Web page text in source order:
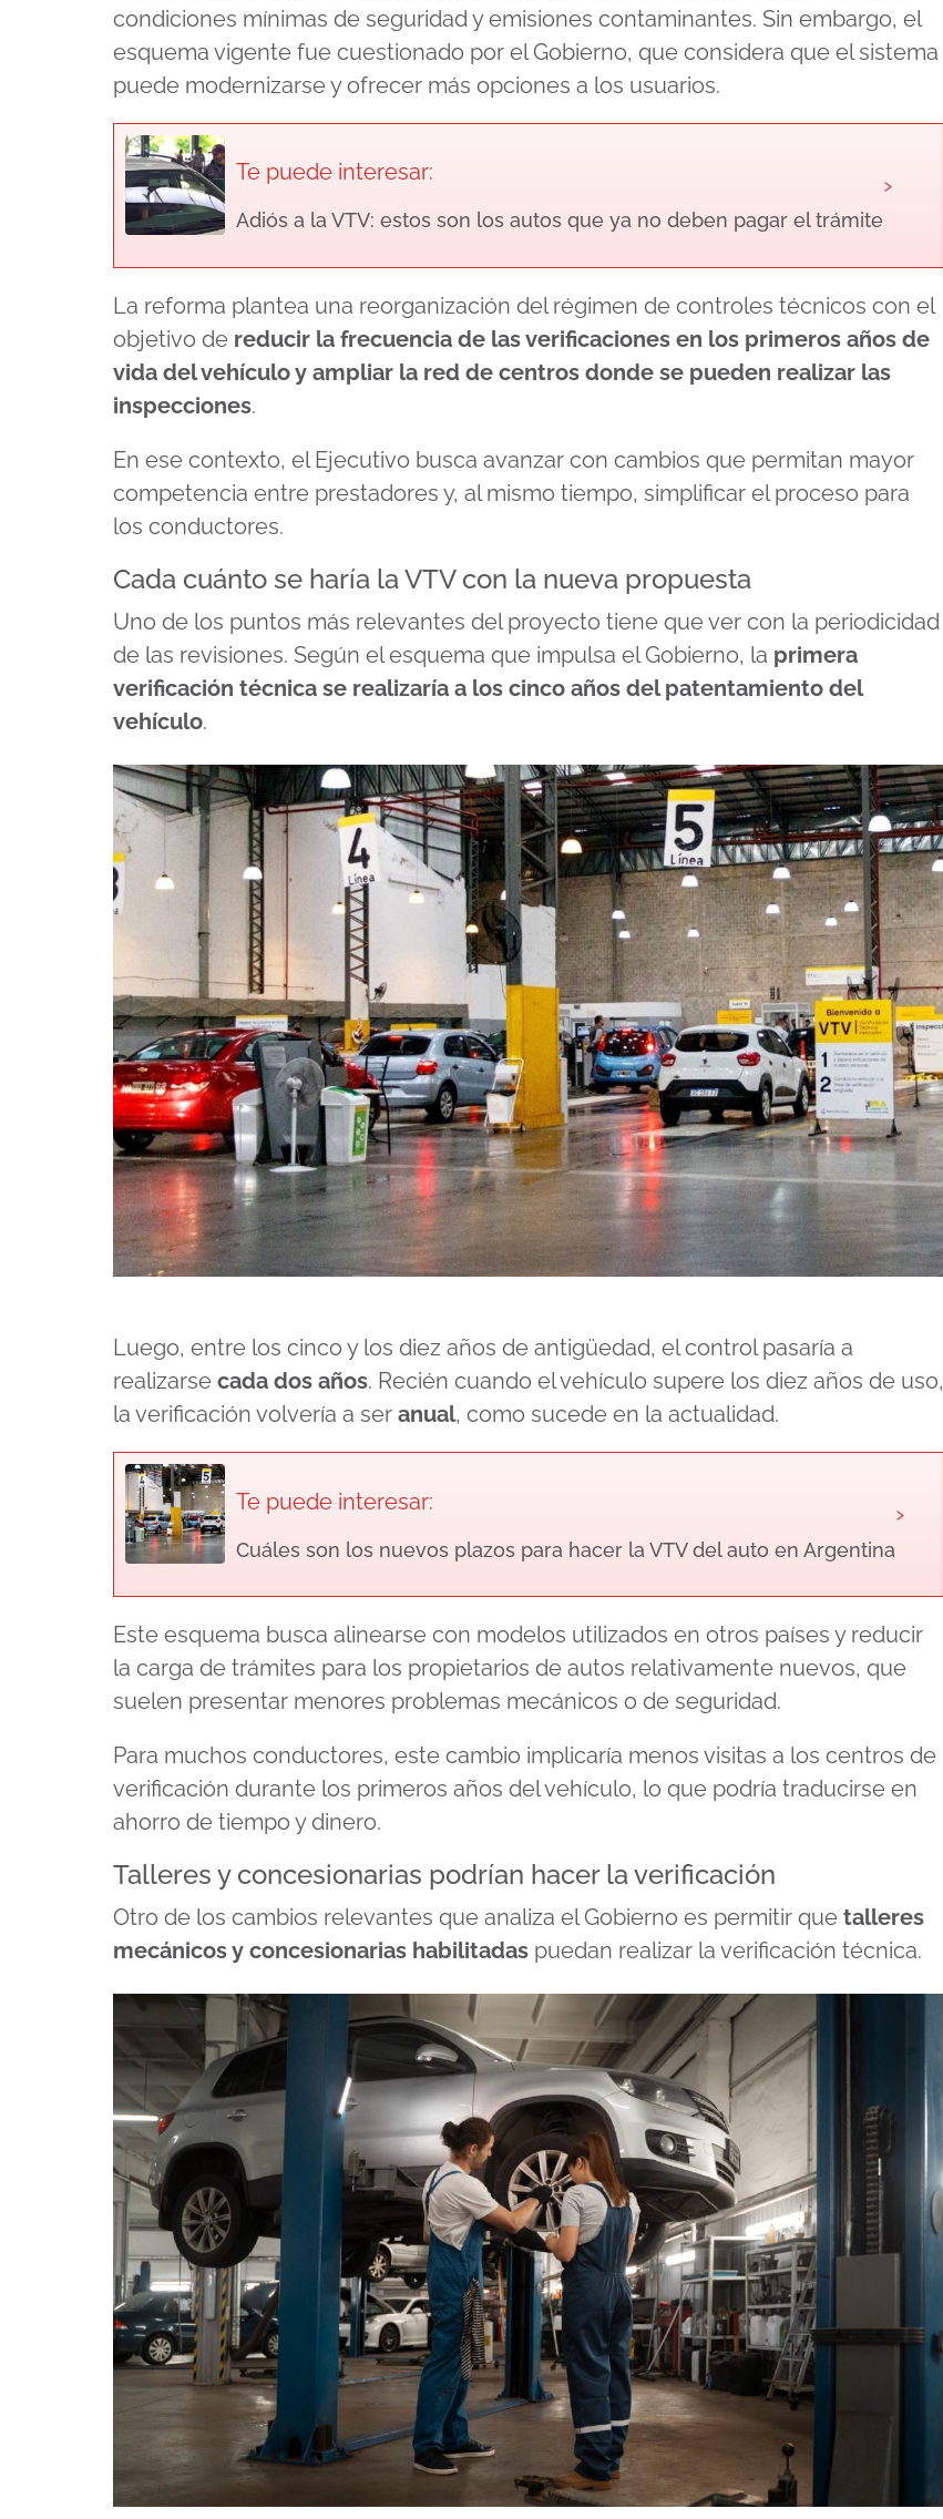
condiciones mínimas de seguridad y emisiones contaminantes. Sin embargo, el
esquema vigente fue cuestionado por el Gobierno, que considera que el sistema
puede modernizarse y ofrecer más opciones a los usuarios.
Te puede interesar:
Adiós a la VTV: estos son los autos que ya no deben pagar el trámite
›
La reforma plantea una reorganización del régimen de controles técnicos con el
objetivo de reducir la frecuencia de las verificaciones en los primeros años de
vida del vehículo y ampliar la red de centros donde se pueden realizar las
inspecciones.
En ese contexto, el Ejecutivo busca avanzar con cambios que permitan mayor
competencia entre prestadores y, al mismo tiempo, simplificar el proceso para
los conductores.
Cada cuánto se haría la VTV con la nueva propuesta
Uno de los puntos más relevantes del proyecto tiene que ver con la periodicidad
de las revisiones. Según el esquema que impulsa el Gobierno, la primera
verificación técnica se realizaría a los cinco años del patentamiento del
vehículo.
Luego, entre los cinco y los diez años de antigüedad, el control pasaría a
realizarse cada dos años. Recién cuando el vehículo supere los diez años de uso,
la verificación volvería a ser anual, como sucede en la actualidad.
Te puede interesar:
Cuáles son los nuevos plazos para hacer la VTV del auto en Argentina
›
Este esquema busca alinearse con modelos utilizados en otros países y reducir
la carga de trámites para los propietarios de autos relativamente nuevos, que
suelen presentar menores problemas mecánicos o de seguridad.
Para muchos conductores, este cambio implicaría menos visitas a los centros de
verificación durante los primeros años del vehículo, lo que podría traducirse en
ahorro de tiempo y dinero.
Talleres y concesionarias podrían hacer la verificación
Otro de los cambios relevantes que analiza el Gobierno es permitir que talleres
mecánicos y concesionarias habilitadas puedan realizar la verificación técnica.